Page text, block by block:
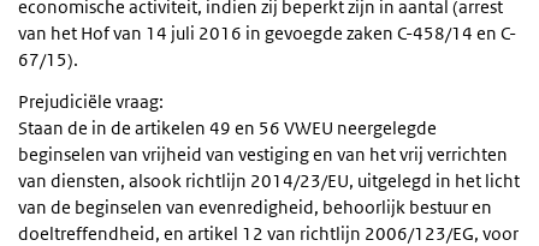
economische activiteit, indien zij beperkt zijn in aantal (arrest
van het Hof van 14 juli 2016 in gevoegde zaken C-458/14 en C-
67/15).
Prejudiciële vraag:
Staan de in de artikelen 49 en 56 VWEU neergelegde
beginselen van vrijheid van vestiging en van het vrij verrichten
van diensten, alsook richtlijn 2014/23/EU, uitgelegd in het licht
van de beginselen van evenredigheid, behoorlijk bestuur en
doeltreffendheid, en artikel 12 van richtlijn 2006/123/EG, voor